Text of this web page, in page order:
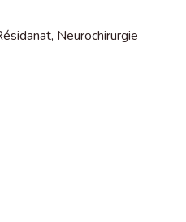
, Neurochirurgie